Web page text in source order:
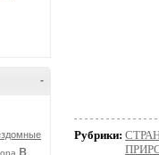
-
в
Рубрики: